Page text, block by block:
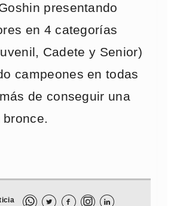
presentando
en 4 categorías
Cadete y Senior)
campeones en todas
de conseguir una
  